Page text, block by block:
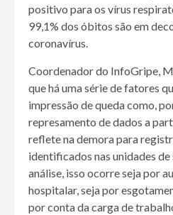
positivo para os vírus
99,1% dos óbitos são em
coronavírus.
Coordenador do InfoGripe,
que há uma série de fatores
impressão de queda como,
represamento de dados a
reflete na demora para
identificados nas unidades
análise, isso ocorre seja por
hospitalar, seja por
por conta da carga de